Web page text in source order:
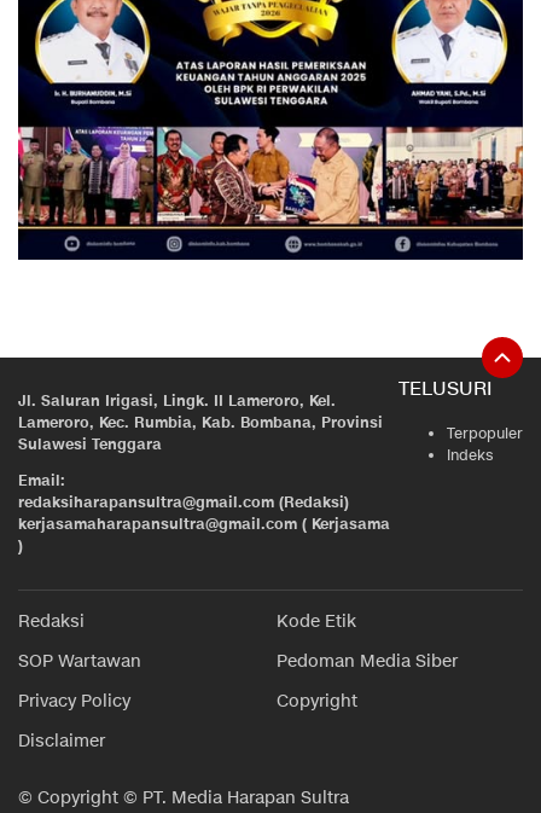
Jl. Saluran Irigasi, Lingk. II Lameroro, Kel.
Lameroro, Kec. Rumbia, Kab. Bombana, Provinsi
Sulawesi Tenggara
Email:
redaksiharapansultra@gmail.com (Redaksi)
kerjasamaharapansultra@gmail.com ( Kerjasama
)
TELUSURI
Terpopuler
Indeks
Redaksi
Kode Etik
SOP Wartawan
Pedoman Media Siber
Privacy Policy
Copyright
Disclaimer
© Copyright © PT. Media Harapan Sultra